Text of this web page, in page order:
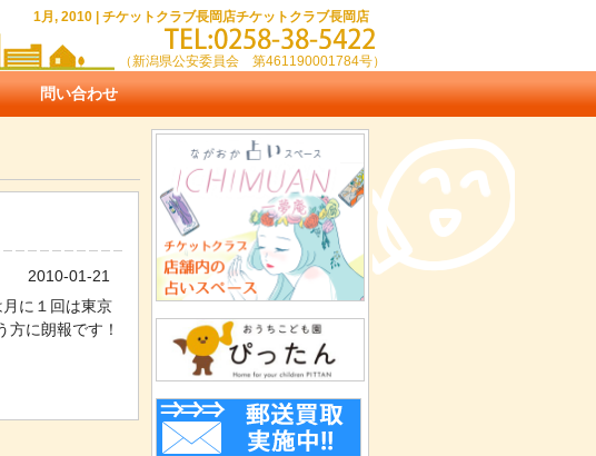
1月, 2010 | チケットクラブ長岡店チケットクラブ長岡店
（新潟県公安委員会 第461190001784号）
問い合わせ
2010-01-21
に１回は東京
に朗報です！